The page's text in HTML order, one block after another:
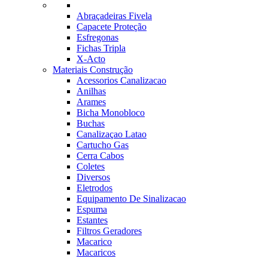
Abraçadeiras Fivela
Capacete Proteção
Esfregonas
Fichas Tripla
X-Acto
Materiais Construção
Acessorios Canalizacao
Anilhas
Arames
Bicha Monobloco
Buchas
Canalizaçao Latao
Cartucho Gas
Cerra Cabos
Coletes
Diversos
Eletrodos
Equipamento De Sinalizacao
Espuma
Estantes
Filtros Geradores
Macarico
Macaricos